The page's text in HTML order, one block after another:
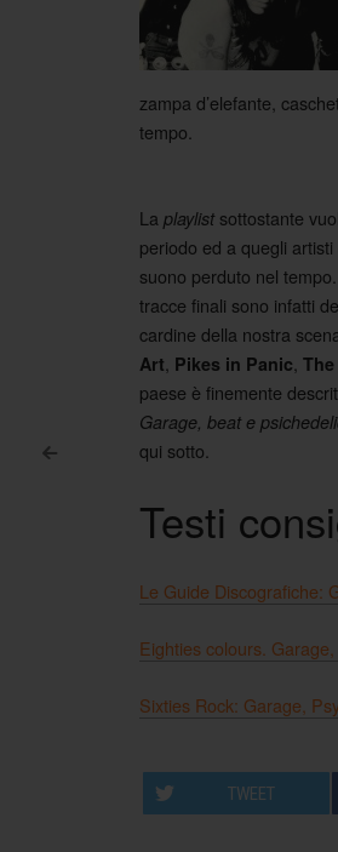
Post
<
zampa d’elefante,
tempo.
La playlist sottostante
periodo ed a quegli
suono perduto nel
tracce finali sono infatti
cardine della nostra
Art Pikes in Panic
paese è finemente
Garage, beat e
qui sotto.
Testi
Le Guide Discografiche:
Eighties colours.
Sixties Rock: Garage,
TWEET